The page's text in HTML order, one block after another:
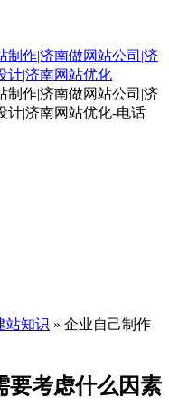
站知识 » 企业自己制作
要考虑什么因素